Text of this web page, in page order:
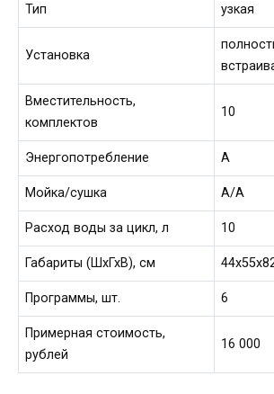
Тип узкая
Установка
Вместительность,
комплектов
10
Энергопотребление А
Мойка/сушка А/А
Расход воды за цикл, л 10
Габариты (ШхГхВ), см
Программы, шт. 6
Примерная стоимость,
рублей
16 000